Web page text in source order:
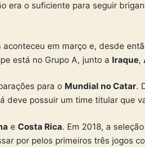
era o suficiente para seguir
aconteceu em março e, desde
está no Grupo A, junto a Iraque,
para o Mundial no Catar.
deve possuir um time titular que
e Costa Rica. Em 2018, a
por pelos primeiros três jogos